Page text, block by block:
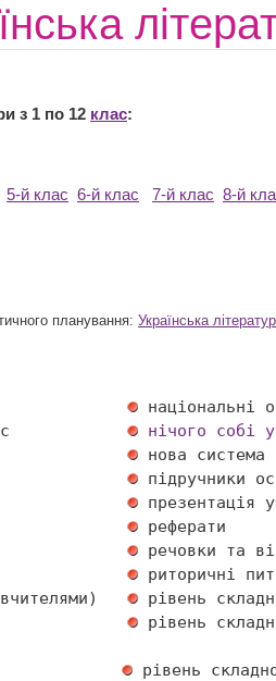
з 1 по 12 клас:
5-й клас 6-й клас 7-й клас 8-й
планування: Українська
уроці
каркас
нічого собі
цитати
вчителями)
сам
рівень